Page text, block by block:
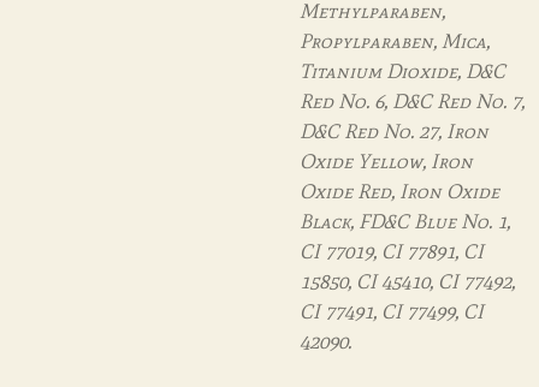
Methylparaben,
Propylparaben, Mica,
Titanium Dioxide, D&C
Red No. 6, D&C Red No. 7,
D&C Red No. 27, Iron
Oxide Yellow, Iron
Oxide Red, Iron Oxide
Black, FD&C Blue No. 1,
CI 77019, CI 77891, CI
15850, CI 45410, CI 77492,
CI 77491, CI 77499, CI
42090.